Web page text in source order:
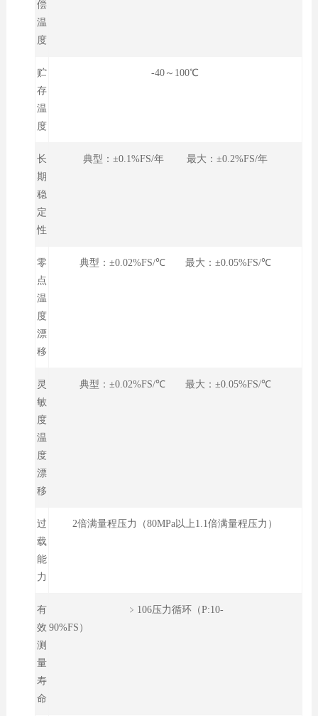
偿
温
度
贮
存
温
度
-40～100℃
长
期
稳
定
性
典型：±0.1%FS/年 最大：±0.2%FS/年
零
点
温
度
漂
移
典型：±0.02%FS/℃ 最大：±0.05%FS/℃
灵
敏
度
温
度
漂
移
典型：±0.02%FS/℃ 最大：±0.05%FS/℃
过
载
能
力
2倍满量程压力（80MPa以上1.1倍满量程压力）
有
效
测
量
寿
命
﹥106压力循环（P:10-
90%FS）